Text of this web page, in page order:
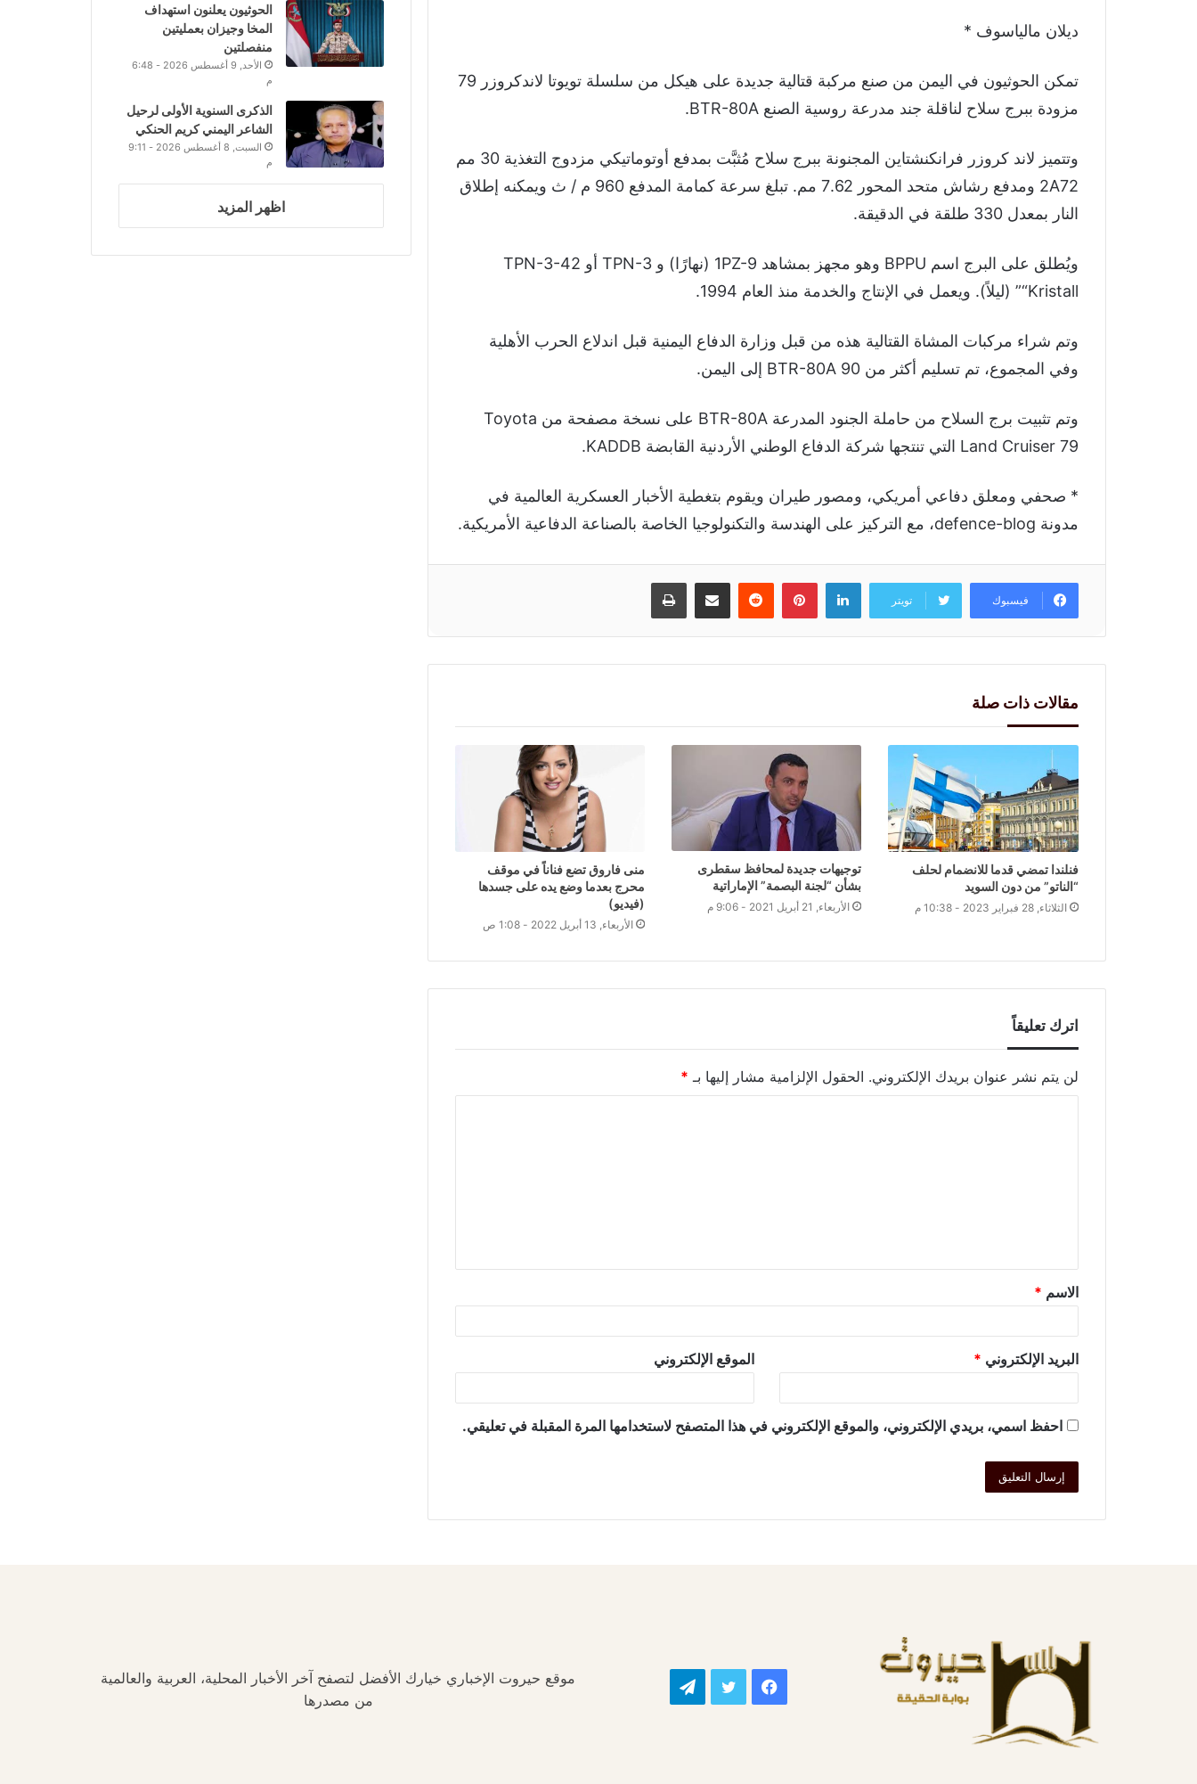
ديلان مالياسوف *
تمكن الحوثيون في اليمن من صنع مركبة قتالية جديدة على هيكل من سلسلة تويوتا لاندكروزر 79
مزودة ببرج سلاح لناقلة جند مدرعة روسية الصنع BTR-80A.
وتتميز لاند كروزر فرانكنشتاين المجنونة ببرج سلاح مُثبَّت بمدفع أوتوماتيكي مزدوج التغذية 30 مم
2A72 ومدفع رشاش متحد المحور 7.62 مم. تبلغ سرعة كمامة المدفع 960 م / ث ويمكنه إطلاق
النار بمعدل 330 طلقة في الدقيقة.
ويُطلق على البرج اسم BPPU وهو مجهز بمشاهد 1PZ-9 (نهارًا) و TPN-3 أو TPN-3-42
“Kristall” (ليلاً). ويعمل في الإنتاج والخدمة منذ العام 1994.
وتم شراء مركبات المشاة القتالية هذه من قبل وزارة الدفاع اليمنية قبل اندلاع الحرب الأهلية
وفي المجموع، تم تسليم أكثر من 90 BTR-80A إلى اليمن.
وتم تثبيت برج السلاح من حاملة الجنود المدرعة BTR-80A على نسخة مصفحة من Toyota
Land Cruiser 79 التي تنتجها شركة الدفاع الوطني الأردنية القابضة KADDB.
* صحفي ومعلق دفاعي أمريكي، ومصور طيران ويقوم بتغطية الأخبار العسكرية العالمية في
مدونة defence-blog، مع التركيز على الهندسة والتكنولوجيا الخاصة بالصناعة الدفاعية الأمريكية.
فيسبوك تويتر
لينكدإنبينتيريست
‏Reddit مشاركة عبر البريد طباعة
مقالات ذات صلة
فنلندا تمضي قدما للانضمام لحلف
“الناتو” من دون السويد
الثلاثاء, 28 فبراير 2023 - 10:38 م
توجيهات جديدة لمحافظ سقطرى
بشأن “لجنة البصمة” الإماراتية
الأربعاء, 21 أبريل 2021 - 9:06 م
منى فاروق تضع فناناً في موقف
محرج بعدما وضع يده على جسدها
(فيديو)
الأربعاء, 13 أبريل 2022 - 1:08 ص
اترك تعليقاً
لن يتم نشر عنوان بريدك الإلكتروني. الحقول الإلزامية مشار إليها بـ *
الاسم *
البريد الإلكتروني * الموقع الإلكتروني
احفظ اسمي، بريدي الإلكتروني، والموقع الإلكتروني في هذا المتصفح لاستخدامها المرة المقبلة في تعليقي.
الحوثيون يعلنون استهداف
المخا وجيزان بعمليتين
منفصلتين
الأحد, 9 أغسطس 2026 - 6:48
م
الذكرى السنوية الأولى لرحيل
الشاعر اليمني كريم الحنكي
السبت, 8 أغسطس 2026 - 9:11
م
اظهر المزيد
فيسبوك تويتر تيلقرام
موقع حيروت الإخباري خيارك الأفضل لتصفح آخر الأخبار المحلية، العربية والعالمية
من مصدرها